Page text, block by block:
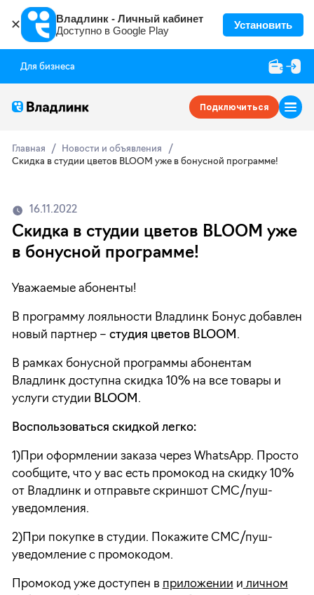
✕
Владлинк - Личный кабинет
Доступно в Google Play
Установить
Для бизнеса
Подключиться
Главная
Новости и объявления
Скидка в студии цветов BLOOM уже в бонусной программе!
16.11.2022
Скидка в студии цветов BLOOM уже
в бонусной программе!
Уважаемые абоненты!
В программу лояльности Владлинк Бонус добавлен
новый партнер – студия цветов BLOOM .
В рамках бонусной программы абонентам
Владлинк доступна скидка 10% на все товары и
услуги студии BLOOM .
Воспользоваться скидкой легко:
1)При оформлении заказа через WhatsApp. Просто
сообщите, что у вас есть промокод на скидку 10%
от Владлинк и отправьте скриншот СМС/пуш-
уведомления.
2)При покупке в студии. Покажите СМС/пуш-
уведомление с промокодом.
Промокод уже доступен в приложении и личном